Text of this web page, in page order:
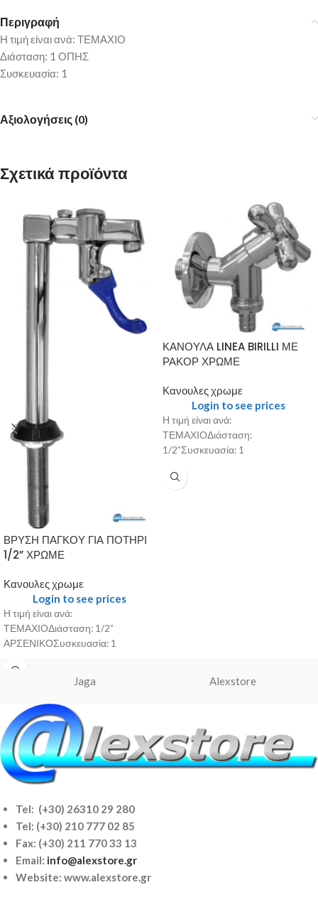
Περιγραφή
Η τιμή είναι ανά: ΤΕΜΑΧΙΟ
Διάσταση: 1 ΟΠΗΣ
Συσκευασία: 1
Αξιολογήσεις (0)
Σχετικά προϊόντα
ΒΡΥΣΗ ΠΑΓΚΟΥ ΓΙΑ ΠΟΤΗΡΙ
1/2” ΧΡΩΜΕ
Κανουλες χρωμε
Login to see prices
Η τιμή είναι ανά:
ΤΕΜΑΧΙΟΔιάσταση: 1/2”
ΑΡΣΕΝΙΚΟΣυσκευασία: 1
ΚΑΝΟΥΛΑ LINEA BIRILLI ΜΕ
ΡΑΚΟΡ ΧΡΩΜΕ
Κανουλες χρωμε
Login to see prices
Η τιμή είναι ανά:
ΤΕΜΑΧΙΟΔιάσταση:
1/2”Συσκευασία: 1
Jaga Alexstore
Tel: (+30) 26310 29 280
Tel: (+30) 210 777 02 85
Fax: (+30) 211 770 33 13
Email: info@alexstore.gr
Website: www.alexstore.gr